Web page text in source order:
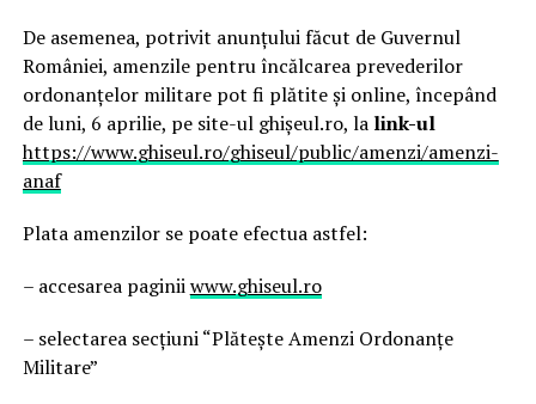
De asemenea, potrivit anunțului făcut de Guvernul
României, amenzile pentru încălcarea prevederilor
ordonanțelor militare pot fi plătite și online, începând
de luni, 6 aprilie, pe site-ul ghişeul.ro, la link-ul
https://www.ghiseul.ro/ghiseul/public/amenzi/amenzi-
anaf
Plata amenzilor se poate efectua astfel:
– accesarea paginiiwww.ghiseul.ro
– selectarea secţiuni “Plăteşte Amenzi Ordonanţe
Militare”